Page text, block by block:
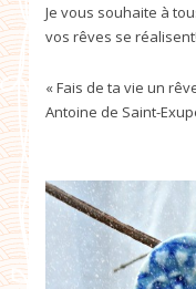
Je vous souhaite à
vos rêves se réalisent!
« Fais de ta vie un
Antoine de Saint-